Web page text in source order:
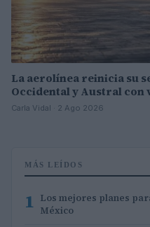
La aerolínea reinicia su
Occidental y Austral con
Carla Vidal · 2 Ago 2026
MÁS LEÍDOS
1 Los mejores planes
México